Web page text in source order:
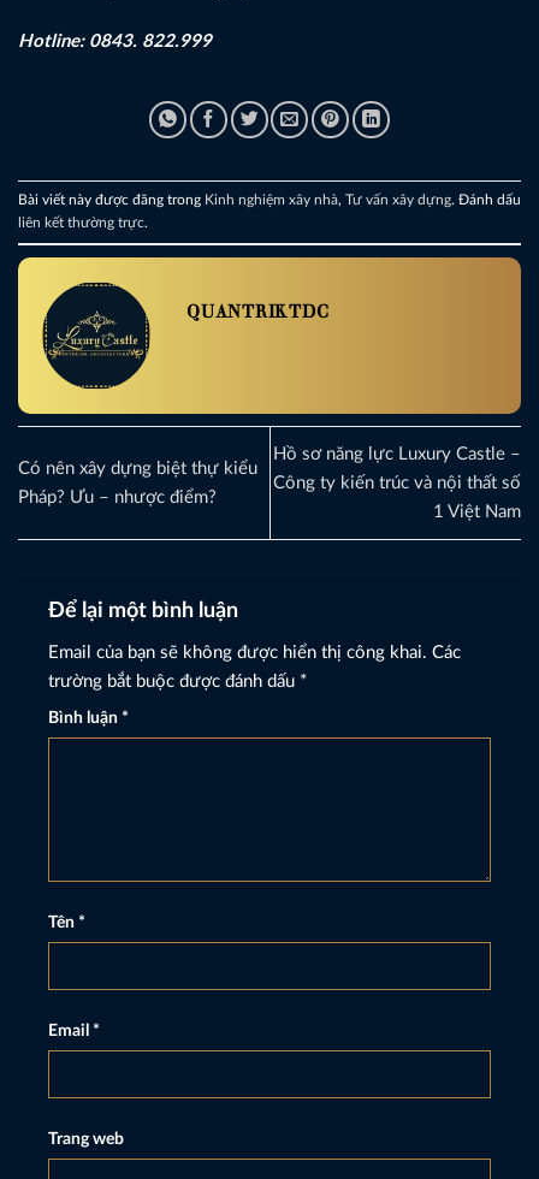
Hotline: 0843. 822.999
Bài viết này được đăng trong Kinh nghiệm xây nhà, Tư vấn xây dựng. Đánh dấu
liên kết thường trực.
QUANTRIKTDC
Có nên xây dựng biệt thự kiểu
Pháp? Ưu – nhược điểm?
Hồ sơ năng lực Luxury Castle –
Công ty kiến trúc và nội thất số
1 Việt Nam
Để lại một bình luận
Email của bạn sẽ không được hiển thị công khai. Các
trường bắt buộc được đánh dấu *
Bình luận *
Tên *
Email *
Trang web